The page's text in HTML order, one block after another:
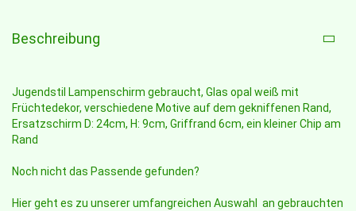
Beschreibung
Jugendstil Lampenschirm gebraucht, Glas opal weiß mit
Früchtedekor, verschiedene Motive auf dem gekniffenen Rand,
Ersatzschirm D: 24cm, H: 9cm, Griffrand 6cm, ein kleiner Chip am
Rand
Noch nicht das Passende gefunden?
Hier geht es zu unserer umfangreichen Auswahl an gebrauchten